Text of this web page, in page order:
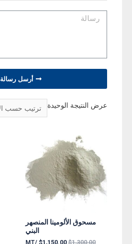
أرسل رسالة
عرض النتيجة الوحيدة
مسحوق الألومينا المنصهر
البني
$1,300.00
$1,150.00
/MT